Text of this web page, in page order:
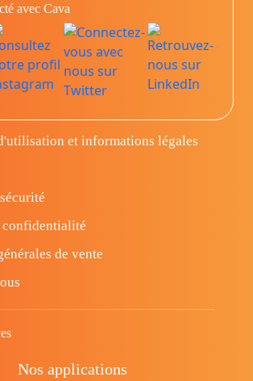
avec Cava
et informations légales
de vente
Nos applications